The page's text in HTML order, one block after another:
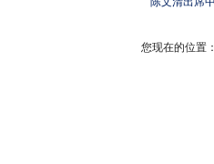
您现在的位置：